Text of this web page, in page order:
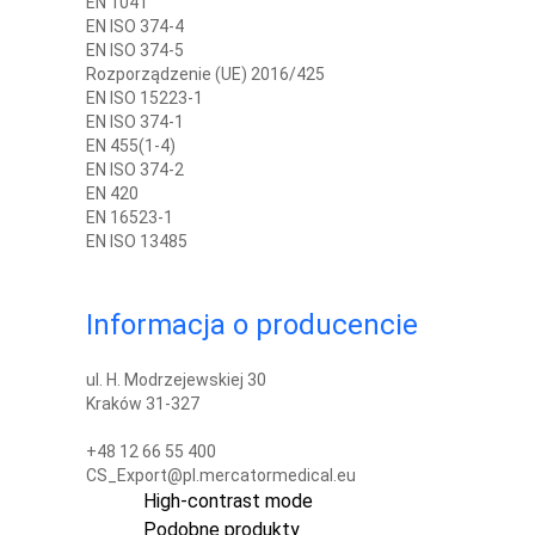
EN ISO 374-4
EN ISO 374-5
Rozporządzenie (UE) 2016/425
EN ISO 15223-1
EN ISO 374-1
EN 455(1-4)
EN ISO 374-2
EN 420
EN 16523-1
EN ISO 13485
Informacja o producencie
ul. H. Modrzejewskiej 30
Kraków 31-327
+48 12 66 55 400
CS_Export@pl.mercatormedical.eu
High-contrast mode
Podobne produkty